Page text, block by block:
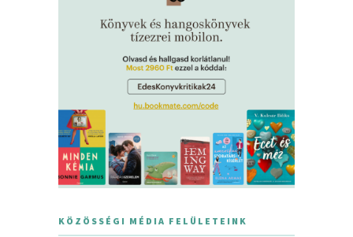
KÖZÖSSÉGI MÉDIA FELÜLETEINK